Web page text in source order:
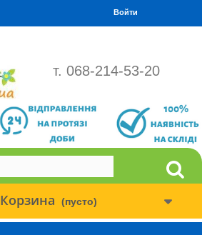
Войти
т. 068-214-53-20
Корзина (пусто)